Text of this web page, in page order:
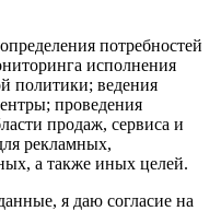
потребностей
исполнения
политики; ведения
проведения
продаж, сервиса и
рекламных,
а также иных целей.
я даю согласие на